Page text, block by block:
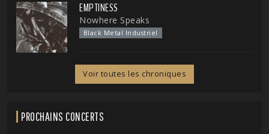
EMPTINESS
Nowhere Speaks
Black Metal Industriel
Voir toutes les chroniques
PROCHAINS CONCERTS